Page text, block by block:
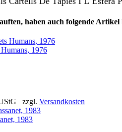
haben auch folgende Artikel
1976
zzgl. Versandkosten
1983